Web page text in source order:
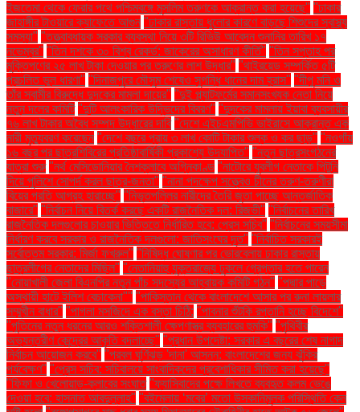
ইজতেমা থেকে ফেরার পথে পশ্চিমবঙ্গে মুসলিম তরুণকে আক্রান্ত করা হয়েছে" "ঢাকার
জাহাঙ্গীর টাওয়ারে ক্যাফেতে আগুন "ঢাকার রাস্তায় ধুলোর কারণে বাড়ছে শিশুদের স্বাস্থ্য
সমস্যা" "তত্ত্বাবধায়ক সরকার ব্যবস্থা নিয়ে ৩টি রিভিউ আবেদন শুনানির তারিখ ১৭
নভেম্বর" "তিন দশকে ৩০ বিশ্ব রেকর্ড: জাকেরের অসাধারণ কীর্তি" "তিন সপ্তাহ পর
মুক্তিপণের ২৫ লাখ টাকা দেওয়ার পর তরুণের লাশ উদ্ধার" "থাইরয়েড সম্পর্কিত ৫টি
প্রচলিত ভুল ধারণা" "দিনাজপুরে মৌসুম শেষেও সুগন্ধি ধানের দাম হ্রাস" "দীপু মনি ও
তাঁর স্বামীর বিরুদ্ধে দুদকের মামলা দায়ের" "দুই প্ল্যাটফর্মের সমানসংখ্যক নেতা নিয়ে
নতুন দলের কমিটি "দুটি আলংকারিক উদ্ভিদের বিবরণ" "দুদকের মামলায় ইয়াবা ব্যবসায়ীর
৭৬ লাখ টাকার অবৈধ সম্পদ উদ্ধারের দাবি "দেশে এইচএমপিভি ভাইরাসে আক্রান্ত এক
নারী মৃত্যুবরণ করেছেন "দেশে বছরে প্রায় ৩ লাখ কোটি টাকার শুল্ক ও কর ছাড়" "নওগাঁয়
১৬ বছর পর ছাত্রশিবিরের প্রতিষ্ঠাবার্ষিকী প্রকাশ্যে উদযাপিত" "নতুন ছাত্রসংগঠনের
যাত্রা শুরু "নর্থ মেসিডোনিয়ার নৈশক্লাবে অগ্নিকাণ্ড "নাটোরে যুবলীগ নেতাকে পিটুনি
দিয়ে পুলিশে সোপর্দ করল ছাত্র-জনতা" "নানা পদক্ষেপ সত্ত্বেও চীনের তরুণ-তরুণীরা
বিয়ের প্রতি আগ্রহ হারাচ্ছে" "নিভৃতপল্লির নারীদের তৈরি জুতা পাচ্ছে আন্তর্জাতিক
বাজারে" "নির্বাচন নিয়ে বিতর্ক করছে একটি রাজনৈতিক দল: রিজভী" "নির্বাচনের তারিখ
রাজনৈতিক দলগুলোর চাওয়ার ভিত্তিতে নির্ধারিত হবে: প্রেস সচিব" "নির্বাচনের সময়সীমা
নির্ধারণ করবে সরকার ও রাজনৈতিক দলগুলো: জাতিসংঘের দূত" "নির্বাচিত সরকারই
সর্বোত্তম সরকার: মির্জা ফখরুল" "নিষিদ্ধ ঘোষণার পর ভোরবেলায় ঢাকার রাস্তায়
ছাত্রলীগের নেতাদের মিছিল" "নেতানিয়াহু যুক্তরাজ্যে ঢুকলে গ্রেপ্তার হতে পারেন
"নোয়াখালী জেলা বিএনপির নতুন পাঁচ সদস্যের আহ্বায়ক কমিটি গঠন" "পদ্মার পাড়ে
অস্থায়ী হাটে ইলিশ বেচাকেনা"'' "পাকিস্তান থেকে বাংলাদেশে আসার পর রুনা লায়লার
সম্মুখীন বাধার" "পাগলা মসজিদে এক বস্তা চিঠি: "পাবনার শুঁটকি রপ্তানি হচ্ছে বিদেশে"
"পুতিনের নতুন ধরনের আরও শক্তিশালী ক্ষেপণাস্ত্র ব্যবহারের হুমকি" "পৃথিবীর
অভ্যন্তরীণ কেন্দ্রের আকৃতি বদলাচ্ছে" "প্রধান উপদেষ্টা: সরকার এ বছরের শেষ নাগাদ
নির্বাচন আয়োজন করবে" "প্রবল ঘূর্ণিঝড় 'দানা' আসন্ন: বাংলাদেশের জন্য ঝুঁকির
পর্যবেক্ষণ" "প্রেস সচিব: সচিবালয়ে সাংবাদিকদের প্রবেশাধিকার সীমিত করা হয়েছে"
"ফিফা ও খেলোয়াড়-ক্লাবের সংঘাত "ফ্যাসিবাদের পক্ষে লিখতে ব্যবহৃত কলম ভেঙে
দেওয়া হবে: হাসনাত আবদুল্লাহ" "বইমেলায় ‘মবের’ মতো উসকানিমূলক পরিস্থিতি কেন